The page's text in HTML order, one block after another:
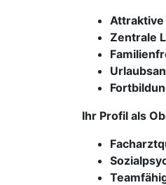
Zentrale
Ihr Profil als